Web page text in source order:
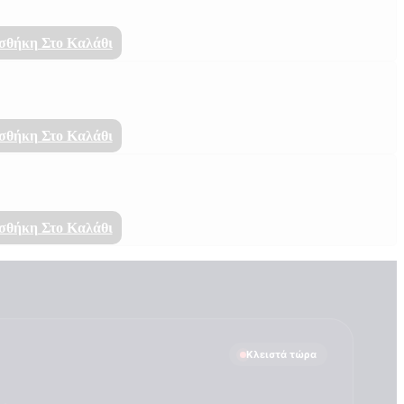
Στο Καλάθι
Στο Καλάθι
Στο Καλάθι
Κλειστά τώρα